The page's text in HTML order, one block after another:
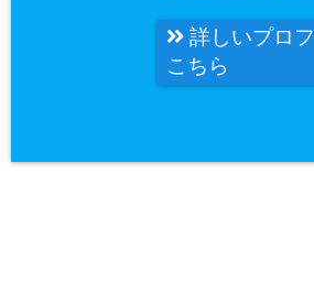
詳しいプロ
こちら